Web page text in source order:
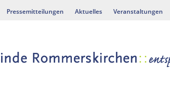
Pressemitteilungen Aktuelles Veranstaltungen